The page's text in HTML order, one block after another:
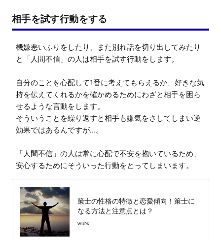
相手を試す行動をする
機嫌悪いふりをしたり、また別れ話を切り出してみたり
と「人間不信」の人は相手を試す行動をします。
自分のことを心配して1番に考えてもらえるか、好きな気
持を伝えてくれるかを確かめるためにわざと相手を困ら
せるような言動をします。
そういうことを繰り返すと相手も嫌気をさしてしまい逆
効果ではあるんですが…。
「人間不信」の人は常に心配で不安を抱いているため、
安心するためにそういった行動をとってしまいます。
策士の性格の特徴と恋愛傾向！策士に
なる方法と注意点とは？
WURK